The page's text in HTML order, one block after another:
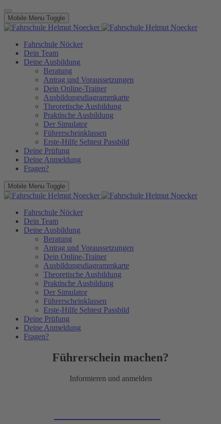
Mobile Menu Toggle
Fahrschule Nöcker
Dein Team
Deine Ausbildung
Beratung
Antrag und Voraussetzungen
Dein Online-Trainer
Ausbildungsdiagrammkarte
Theoretische Ausbildung
Praktische Ausbildung
Der Simulator
Führerscheinklassen
Erste-Hilfe Sehtest Passbild
Deine Prüfung
Deine Anmeldung
Fragen?
Mobile Menu Toggle
Fahrschule Nöcker
Dein Team
Deine Ausbildung
Beratung
Antrag und Voraussetzungen
Dein Online-Trainer
Ausbildungsdiagrammkarte
Theoretische Ausbildung
Praktische Ausbildung
Der Simulator
Führerscheinklassen
Erste-Hilfe Sehtest Passbild
Deine Prüfung
Deine Anmeldung
Fragen?
Führerschein machen?
Informieren und anmelden